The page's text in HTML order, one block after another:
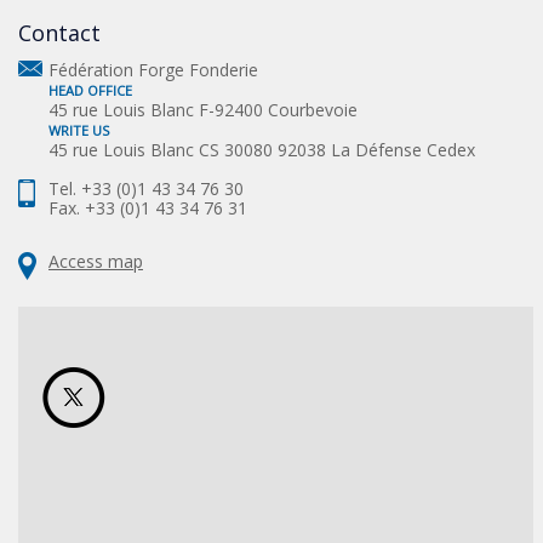
Contact
Fédération Forge Fonderie
HEAD OFFICE
45 rue Louis Blanc F-92400 Courbevoie
WRITE US
45 rue Louis Blanc CS 30080 92038 La Défense Cedex
Tel. +33 (0)1 43 34 76 30
Fax. +33 (0)1 43 34 76 31
Access map